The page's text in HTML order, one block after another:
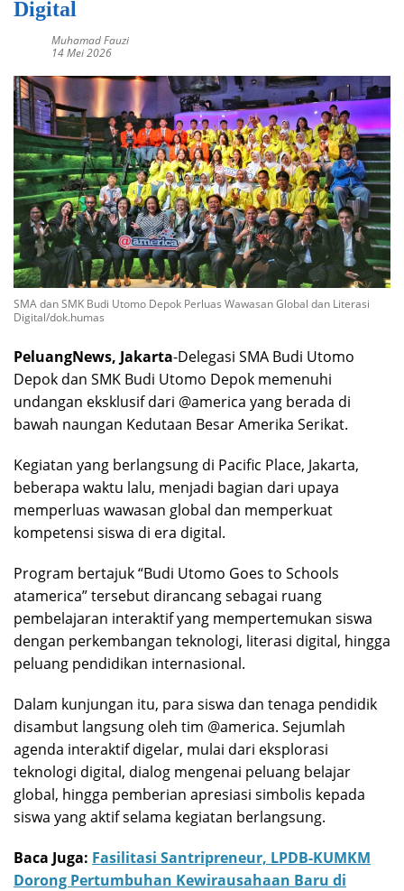
Digital
Muhamad Fauzi
14 Mei 2026
SMA dan SMK Budi Utomo Depok Perluas Wawasan Global dan Literasi
Digital/dok.humas
PeluangNews, Jakarta-Delegasi SMA Budi Utomo
Depok dan SMK Budi Utomo Depok memenuhi
undangan eksklusif dari @america yang berada di
bawah naungan Kedutaan Besar Amerika Serikat.
Kegiatan yang berlangsung di Pacific Place, Jakarta,
beberapa waktu lalu, menjadi bagian dari upaya
memperluas wawasan global dan memperkuat
kompetensi siswa di era digital.
Program bertajuk “Budi Utomo Goes to Schools
atamerica” tersebut dirancang sebagai ruang
pembelajaran interaktif yang mempertemukan siswa
dengan perkembangan teknologi, literasi digital, hingga
peluang pendidikan internasional.
Dalam kunjungan itu, para siswa dan tenaga pendidik
disambut langsung oleh tim @america. Sejumlah
agenda interaktif digelar, mulai dari eksplorasi
teknologi digital, dialog mengenai peluang belajar
global, hingga pemberian apresiasi simbolis kepada
siswa yang aktif selama kegiatan berlangsung.
Baca Juga: Fasilitasi Santripreneur, LPDB-KUMKM
Dorong Pertumbuhan Kewirausahaan Baru di